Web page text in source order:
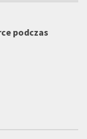
podczas